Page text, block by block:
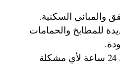
والمباني السكنية.
للمطابخ والحمامات
خدمات الطوارئ 24 ساعة لأي مشكلة